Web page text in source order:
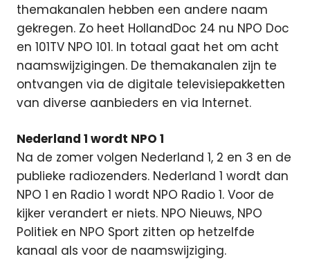
themakanalen hebben een andere naam
gekregen. Zo heet HollandDoc 24 nu NPO Doc
en 101TV NPO 101. In totaal gaat het om acht
naamswijzigingen. De themakanalen zijn te
ontvangen via de digitale televisiepakketten
van diverse aanbieders en via Internet.
Nederland 1 wordt NPO 1
Na de zomer volgen Nederland 1, 2 en 3 en de
publieke radiozenders. Nederland 1 wordt dan
NPO 1 en Radio 1 wordt NPO Radio 1. Voor de
kijker verandert er niets. NPO Nieuws, NPO
Politiek en NPO Sport zitten op hetzelfde
kanaal als voor de naamswijziging.